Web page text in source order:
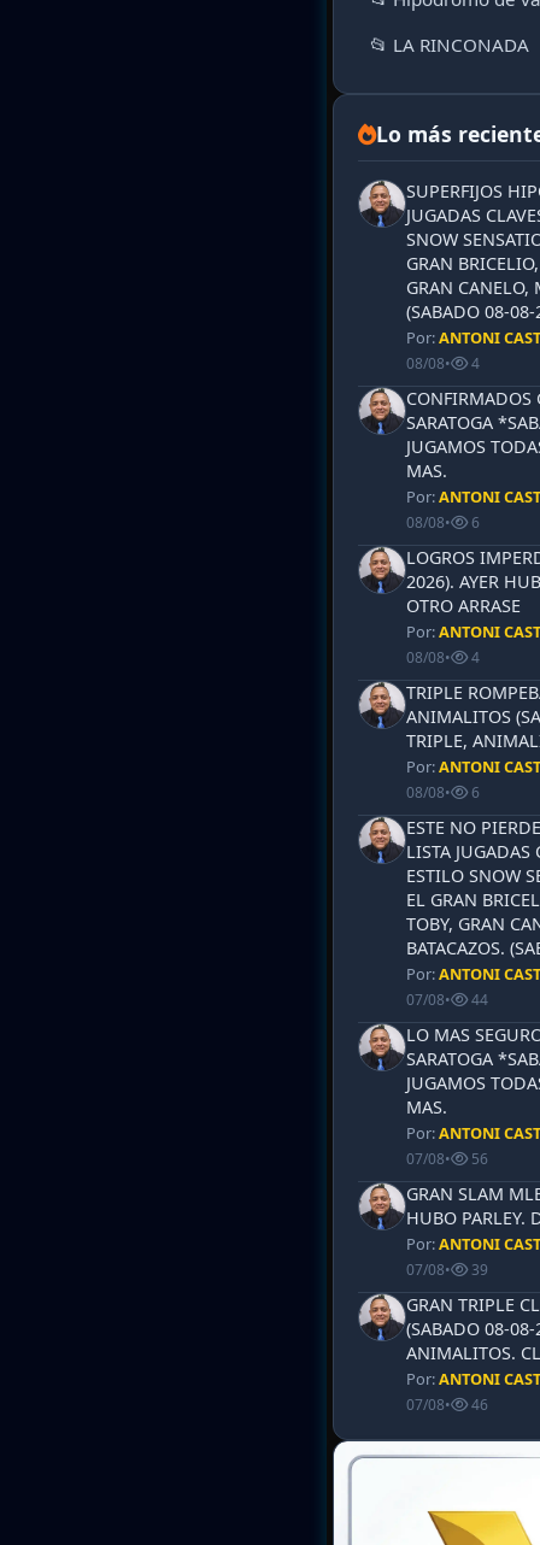
📂 LA RINCONADA
Lo más
SUPERFIJOS
JUGADAS
SNOW
GRAN
GRAN CANELO,
(SABADO 08-
Por:ANTONI
08/08• 4
CONFIRMADOS
SARATOGA
JUGAMOS
MAS.
Por:ANTONI
08/08• 6
LOGROS
2026). AYER
OTRO ARRASE
Por:ANTONI
08/08• 4
TRIPLE
ANIMALITOS
TRIPLE,
Por:ANTONI
08/08• 6
ESTE NO
LISTA JUGADAS
ESTILO SNOW
EL GRAN
TOBY, GRAN
BATACAZOS.
Por:ANTONI
07/08• 44
LO MAS
SARATOGA
JUGAMOS
MAS.
Por:ANTONI
07/08• 56
GRAN SLAM
HUBO PARLEY.
Por:ANTONI
07/08• 39
GRAN TRIPLE
(SABADO 08-
ANIMALITOS.
Por:ANTONI
07/08• 46